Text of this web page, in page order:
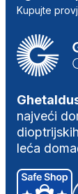
Kupujte
najveći
leća